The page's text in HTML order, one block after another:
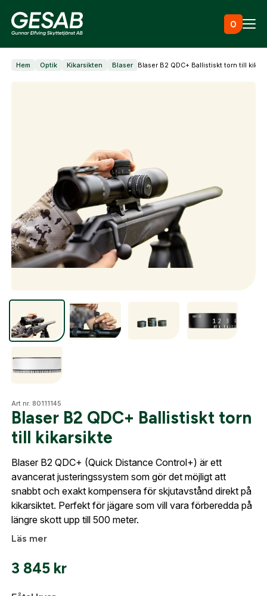
0
Ammunition
Jaktkläder & skor
Måltavlor
Vapen
Optik
Mer
Mitt konto
Kontakta oss
Hem Optik Kikarsikten Blaser Blaser B2 QDC+ Ballistiskt torn till
Art nr. 80111145
Blaser B2 QDC+ Ballistiskt torn
till kikarsikte
Blaser B2 QDC+ (Quick Distance Control+) är ett
avancerat justeringssystem som gör det möjligt att
snabbt och exakt kompensera för skjutavstånd direkt på
kikarsiktet. Perfekt för jägare som vill vara förberedda på
längre skott upp till 500 meter.
Läs mer
3 845 kr
Logga in
Skapa konto
Fyll i dina företags- eller föreningsuppgifter i
formuläret så återkommer vi till dig när kontot är
frågorna gällande Mitt konto.